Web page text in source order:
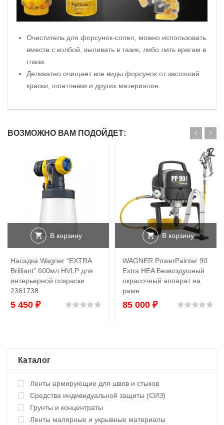
Очиститель для форсунок-сопел, можно использовать
вместе с колбой, выливать в тазик, либо лить врагам в
глаза.
Деликатно очищает все виды форсунок от засохший
краски, шпатлевки и других материалов.
ВОЗМОЖНО ВАМ ПОДОЙДЕТ:
В корзину
Насадка Wagner “EXTRA
Brilliant” 600мл HVLP для
интерьерной покраски
2361738
5 450 ₽ Оценка0из 5
В корзину
WAGNER PowerPainter 90
Extra HEA Безвоздушный
окрасочный аппарат на
раме
85 000 ₽
Каталог
Ленты армирующие для швов и стыков
Средства индивидуальной защиты (СИЗ)
Грунты и концентраты
Ленты малярные и укрывные материалы